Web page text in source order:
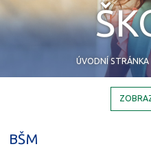
ÚVODNÍ STRÁNKA
BŠM